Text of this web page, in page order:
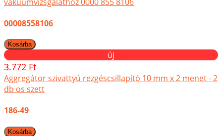
00008558106
új
3.772 Ft
Aggregátor szivattyú rezgéscsillapító 10 mm x 2 menet - 2
db os szett
186-49